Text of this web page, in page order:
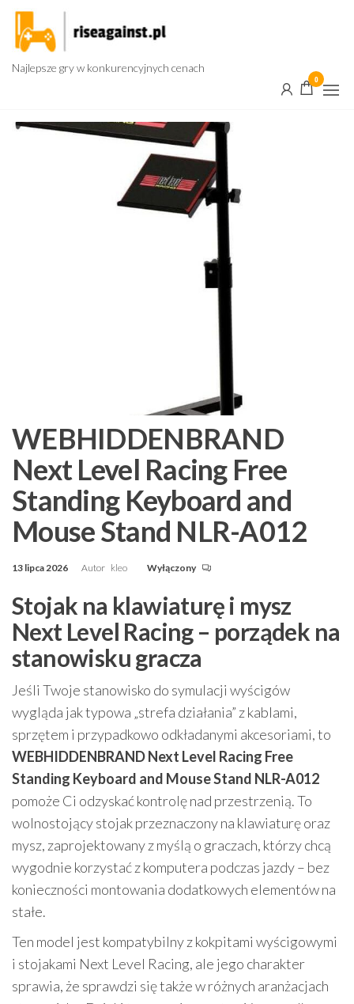
Przejdź
treści
Najlepsze gry w konkurencyjnych cenach
0
WEBHIDDENBRAND
Next Level Racing Free
Standing Keyboard and
Mouse Stand NLR-A012
13 lipca 2026 Autor kleo Wyłączony
Stojak na klawiaturę i mysz
Next Level Racing – porządek na
stanowisku gracza
Jeśli Twoje stanowisko do symulacji wyścigów
wygląda jak typowa „strefa działania” z kablami,
sprzętem i przypadkowo odkładanymi akcesoriami, to
WEBHIDDENBRAND Next Level Racing Free
Standing Keyboard and Mouse Stand NLR-A012
pomoże Ci odzyskać kontrolę nad przestrzenią. To
wolnostojący stojak przeznaczony na klawiaturę oraz
mysz, zaprojektowany z myślą o graczach, którzy chcą
wygodnie korzystać z komputera podczas jazdy – bez
konieczności montowania dodatkowych elementów na
stałe.
Ten model jest kompatybilny z kokpitami wyścigowymi
i stojakami Next Level Racing, ale jego charakter
sprawia, że sprawdzi się także w różnych aranżacjach